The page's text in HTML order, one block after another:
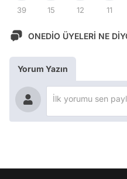
39 15 12 11
ONEDİO ÜYELERİ NE
Yorum Yazın